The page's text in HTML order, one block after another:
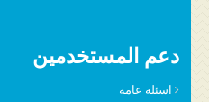
دعم المستخدمين
اسئله عامه